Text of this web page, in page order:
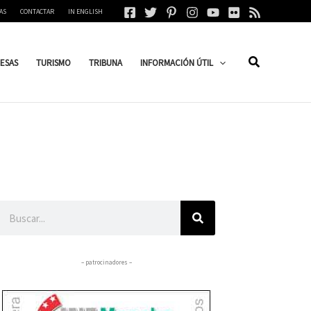
CONTACTAR IN ENGLISH
TURISMO TRIBUNA INFORMACIÓN ÚTIL
– patrocinadores –